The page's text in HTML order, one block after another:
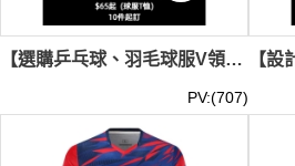
【選購乒乓球、羽毛球服V領T恤】｜螢光黃色點綴｜V領拼接領口｜現貨主推｜斜向條紋圖案｜球服V領T恤專門店 SKTAFC041-SBTY-A3229#
PV:(707)